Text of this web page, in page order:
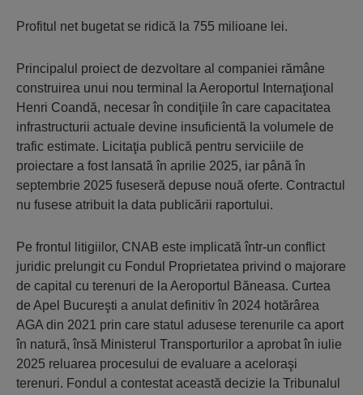
Profitul net bugetat se ridică la 755 milioane lei.
Principalul proiect de dezvoltare al companiei rămâne
construirea unui nou terminal la Aeroportul Internaţional
Henri Coandă, necesar în condiţiile în care capacitatea
infrastructurii actuale devine insuficientă la volumele de
trafic estimate. Licitaţia publică pentru serviciile de
proiectare a fost lansată în aprilie 2025, iar până în
septembrie 2025 fuseseră depuse nouă oferte. Contractul
nu fusese atribuit la data publicării raportului.
Pe frontul litigiilor, CNAB este implicată într-un conflict
juridic prelungit cu Fondul Proprietatea privind o majorare
de capital cu terenuri de la Aeroportul Băneasa. Curtea
de Apel Bucureşti a anulat definitiv în 2024 hotărârea
AGA din 2021 prin care statul adusese terenurile ca aport
în natură, însă Ministerul Transporturilor a aprobat în iulie
2025 reluarea procesului de evaluare a aceloraşi
terenuri. Fondul a contestat această decizie la Tribunalul